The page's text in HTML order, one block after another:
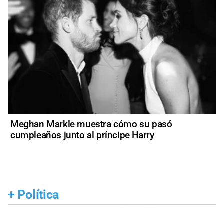
Meghan Markle muestra cómo su pasó
cumpleaños junto al príncipe Harry
+ Política